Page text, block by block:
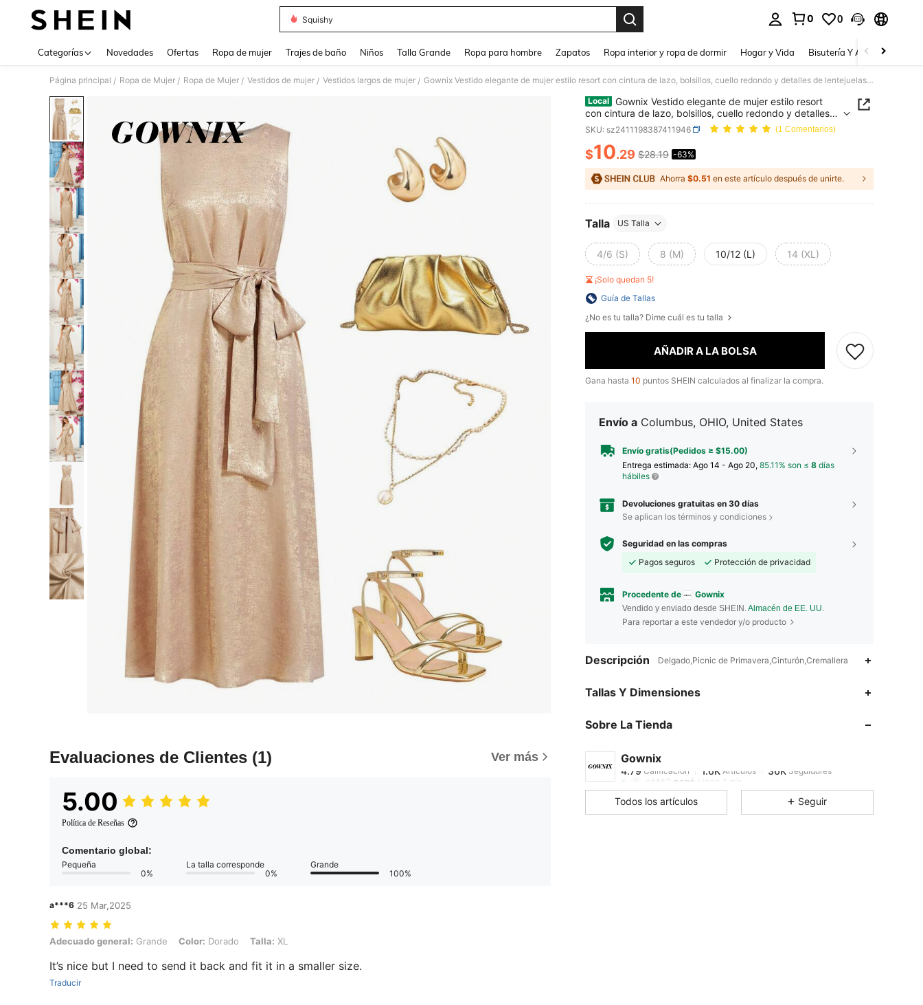
Squishy
0 0
Categorías Novedades Ofertas Ropa de mujer Trajes de baño Niños Talla Grande Ropa para hombre Zapatos Ropa interior y ropa de dormir Hogar y Vida Bisutería Y Accesorios
Página principal / Ropa de Mujer / Ropa de Mujer / Vestidos de mujer / Vestidos largos de mujer / Gownix Vestido elegante de mujer estilo resort con cintura de lazo, bolsillos, cuello redondo y detalles de lentejuelas doradas, corte evasé, para primavera/verano
Evaluaciones de Clientes (1) Ver más
5.00
Política de Reseñas
Comentario global:
Pequeña
0%
La talla corresponde
0%
Grande
100%
a***6 25 Mar,2025
Adecuado general: Grande, Color: Dorado, Talla: XL
Adecuado general: Grande Color: Dorado Talla: XL
It’s nice but I need to send it back and fit it in a smaller size.
Traducir
Local Gownix Vestido elegante de mujer estilo resort
con cintura de lazo, bolsillos, cuello redondo y detalles
de lentejuelas doradas, corte evasé, para
primavera/verano
SKU: sz2411198387411946 (1 Comentarios)
PRICE AND AVAILABILITY
$10.29 $28.19 -63%
Ahorra $0.51 en este artículo después de unirte.
Talla US Talla
4/6 (S) 8 (M) 10/12 (L) 14 (XL)
¡Solo quedan 5!
Guía de Tallas
¿No es tu talla? Dime cuál es tu talla
AÑADIR A LA BOLSA
Gana hasta 10 puntos SHEIN calculados al finalizar la compra.
Envío a Columbus, OHIO, United States
Envío gratis(Pedidos ≥ $15.00)
Entrega estimada: Ago 14 - Ago 20, 85.11% son ≤ 8 días
hábiles
Devoluciones gratuitas en 30 días
Se aplican los términos y condiciones
Seguridad en las compras
Pagos seguros
Protección de privacidad
Procedente de Gownix
Vendido y enviado desde SHEIN.Almacén de EE. UU.
Para reportar a este vendedor y/o producto
Descripción Delgado,Picnic de Primavera,Cinturón,Cremallera
Tallas Y Dimensiones
Sobre La Tienda
Gownix
4.79
4.79
e***2pagó Hace 1 día
4.79
Todos los artículos Seguir